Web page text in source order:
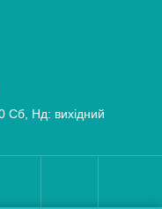
Сб, Нд: вихідний